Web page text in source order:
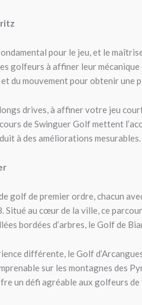
pour le jeu, et le
golfeurs à affiner leur
du mouvement pour obtenir une
drives, à affiner votre jeu
de Swinguer Golf mettent
à des améliorations mesurables.
golf de premier ordre, chacun
Situé au cœur de la ville, ce
bordées d’arbres, le Golf
différente, le Golf
sur les montagnes des
un défi agréable aux golfeurs